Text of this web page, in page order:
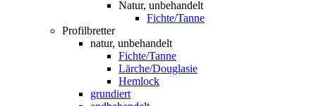
Natur, unbehandelt
Fichte/Tanne
Profilbretter
natur, unbehandelt
Fichte/Tanne
Lärche/Douglasie
Hemlock
grundiert